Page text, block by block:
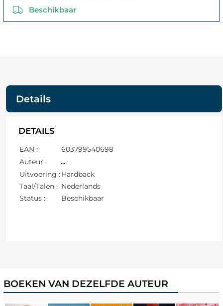
Beschikbaar
Details
DETAILS
EAN :
603799540698
Auteur :
...
Uitvoering : Hardback
Taal/Talen : Nederlands
Status :
Beschikbaar
BOEKEN VAN DEZELFDE AUTEUR